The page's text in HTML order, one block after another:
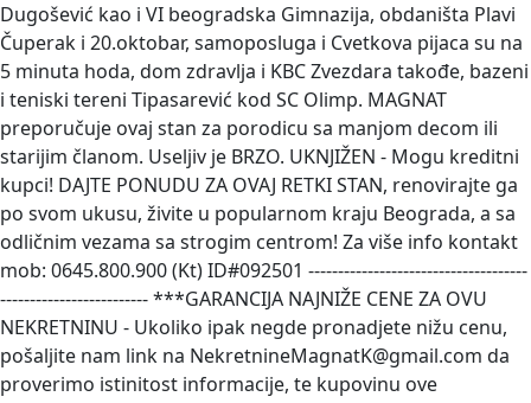
Dugošević kao i VI beogradska Gimnazija, obdaništa Plavi
Čuperak i 20.oktobar, samoposluga i Cvetkova pijaca su na
5 minuta hoda, dom zdravlja i KBC Zvezdara takođe, bazeni
i teniski tereni Tipasarević kod SC Olimp. MAGNAT
preporučuje ovaj stan za porodicu sa manjom decom ili
starijim članom. Useljiv je BRZO. UKNJIŽEN - Mogu kreditni
kupci! DAJTE PONUDU ZA OVAJ RETKI STAN, renovirajte ga
po svom ukusu, živite u popularnom kraju Beograda, a sa
odličnim vezama sa strogim centrom! Za više info kontakt
mob: 0645.800.900 (Kt) ID#092501 -------------------------------------
------------------------- ***GARANCIJA NAJNIŽE CENE ZA OVU
NEKRETNINU - Ukoliko ipak negde pronadjete nižu cenu,
pošaljite nam link na NekretnineMagnatK@gmail.com da
proverimo istinitost informacije, te kupovinu ove